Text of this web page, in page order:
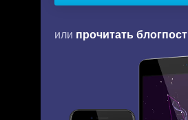
или прочитать блогпост